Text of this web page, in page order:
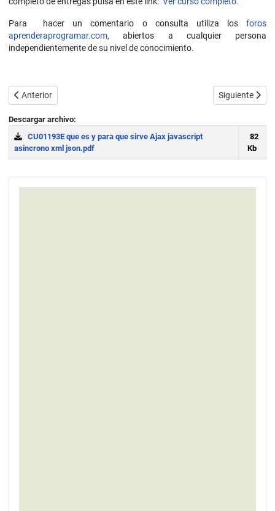
Para hacer un comentario o consulta utiliza losforos
aprenderaprogramar.com, abiertos a cualquier persona
independientemente de su nivel de conocimiento.
Artículo anterior: Guía de estilo JavaScript: comentarios proyectos.
Anterior Artículo
Siguiente
Descargar archivo:
CU01193E que es y para que sirve Ajax javascript
asincrono xml json.pdf
82
Kb